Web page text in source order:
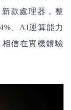
款處理器，整
、AI運算能力
信在實機體驗